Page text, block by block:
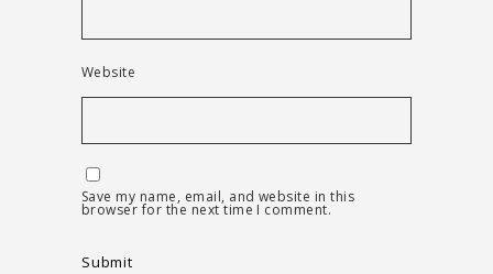
Website
Save my name, email, and website in this
browser for the next time I comment.